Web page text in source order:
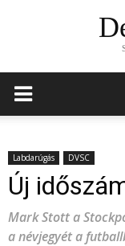
Labdarúgás DVSC
Új
Mark Stott a
a névjegyét a